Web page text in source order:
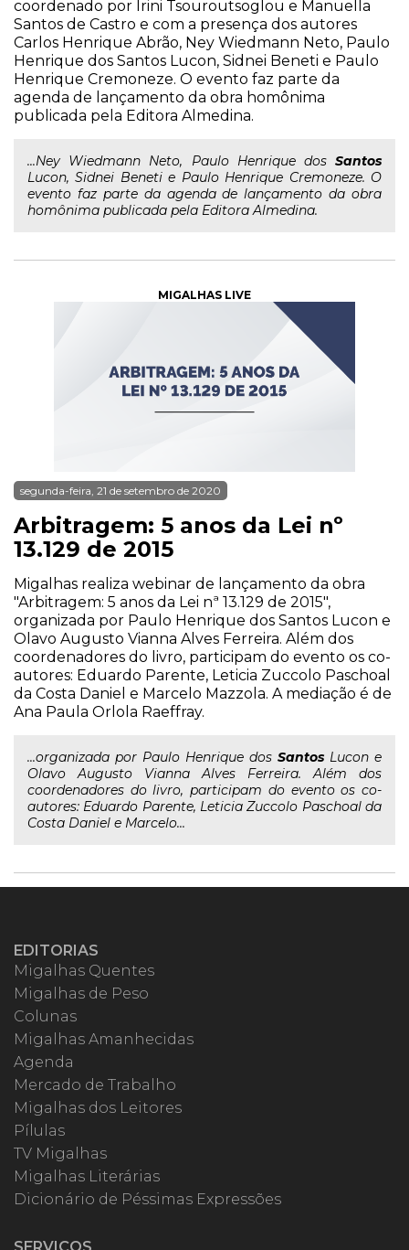
coordenado por Irini Tsouroutsoglou e Manuella
Santos de Castro e com a presença dos autores
Carlos Henrique Abrão, Ney Wiedmann Neto, Paulo
Henrique dos Santos Lucon, Sidnei Beneti e Paulo
Henrique Cremoneze. O evento faz parte da
agenda de lançamento da obra homônima
publicada pela Editora Almedina.
...Ney Wiedmann Neto, Paulo Henrique dos Santos
Lucon, Sidnei Beneti e Paulo Henrique Cremoneze. O
evento faz parte da agenda de lançamento da obra
homônima publicada pela Editora Almedina.
MIGALHAS LIVE
segunda-feira, 21 de setembro de 2020
Arbitragem: 5 anos da Lei nº
13.129 de 2015
Migalhas realiza webinar de lançamento da obra
"Arbitragem: 5 anos da Lei nª 13.129 de 2015",
organizada por Paulo Henrique dos Santos Lucon e
Olavo Augusto Vianna Alves Ferreira. Além dos
coordenadores do livro, participam do evento os co-
autores: Eduardo Parente, Leticia Zuccolo Paschoal
da Costa Daniel e Marcelo Mazzola. A mediação é de
Ana Paula Orlola Raeffray.
...organizada por Paulo Henrique dos Santos Lucon e
Olavo Augusto Vianna Alves Ferreira. Além dos
coordenadores do livro, participam do evento os co-
autores: Eduardo Parente, Leticia Zuccolo Paschoal da
Costa Daniel e Marcelo...
EDITORIAS
Migalhas Quentes
Migalhas de Peso
Colunas
Migalhas Amanhecidas
Agenda
Mercado de Trabalho
Migalhas dos Leitores
Pílulas
TV Migalhas
Migalhas Literárias
Dicionário de Péssimas Expressões